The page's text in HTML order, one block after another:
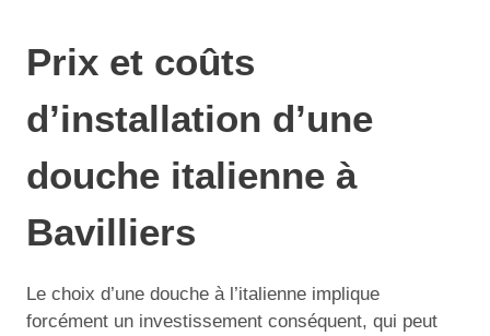
Prix et coûts
d’installation d’une
douche italienne à
Bavilliers
Le choix d’une douche à l’italienne implique
forcément un investissement conséquent, qui peut